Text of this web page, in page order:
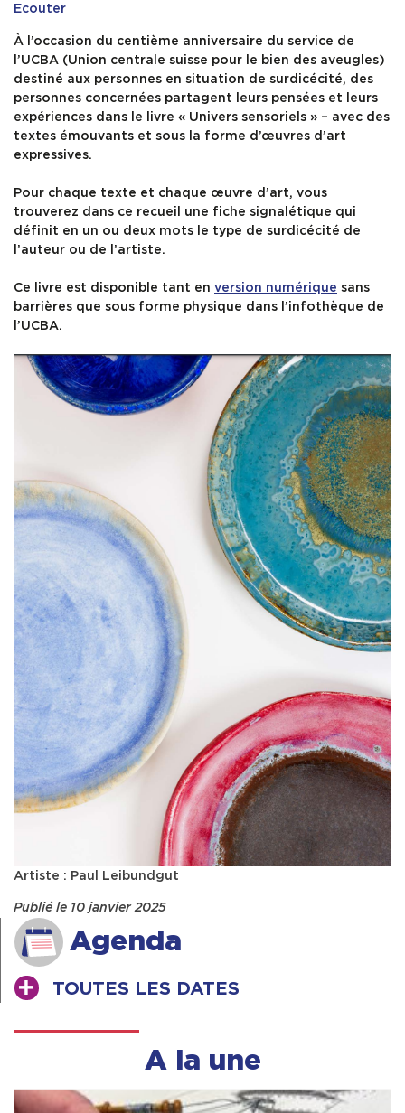
Ecouter
À l’occasion du centième anniversaire du service de
l’UCBA (Union centrale suisse pour le bien des aveugles)
destiné aux personnes en situation de surdicécité, des
personnes concernées partagent leurs pensées et leurs
expériences dans le livre « Univers sensoriels » – avec des
textes émouvants et sous la forme d’œuvres d’art
expressives.
Pour chaque texte et chaque œuvre d’art, vous
trouverez dans ce recueil une fiche signalétique qui
définit en un ou deux mots le type de surdicécité de
l’auteur ou de l’artiste.
Ce livre est disponible tant en version numérique sans
barrières que sous forme physique dans l’infothèque de
l’UCBA.
Artiste : Paul Leibundgut
Publié le 10 janvier 2025
Agenda
TOUTES LES DATES
A la une